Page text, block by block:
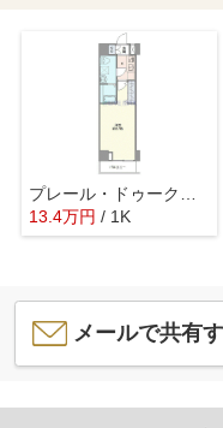
プレール・ドゥーク東陽町Ⅱ
13.4万円 / 1K
メールで共有